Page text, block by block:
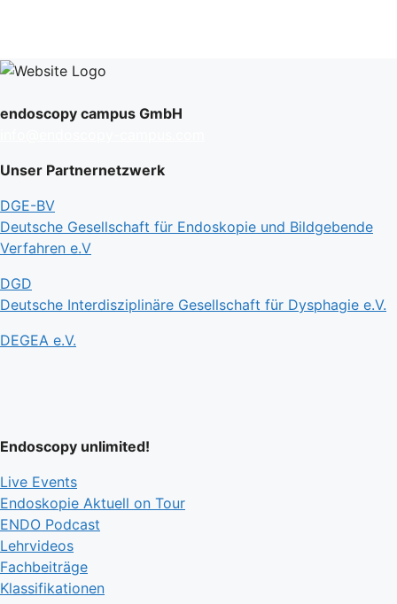
endoscopy campus GmbH
Unser Partnernetzwerk
DGE-BV
Deutsche Gesellschaft für Endoskopie und Bildgebende
Verfahren e.V
DGD
Deutsche Interdisziplinäre Gesellschaft für Dysphagie e.V.
DEGEA e.V.
Endoscopy unlimited!
Live Events
Endoskopie Aktuell on Tour
ENDO Podcast
Lehrvideos
Fachbeiträge
Klassifikationen